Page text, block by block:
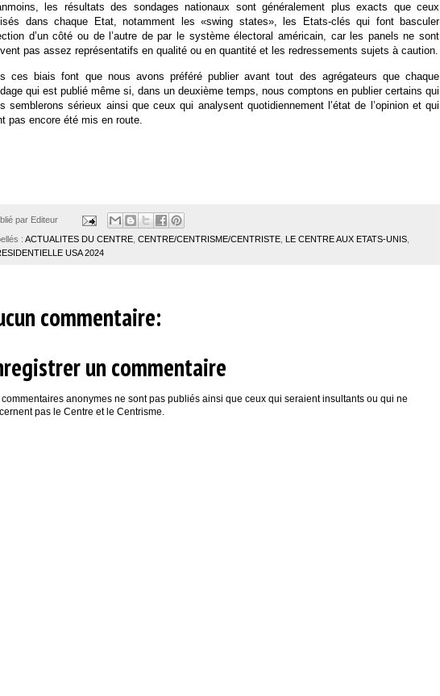
les résultats des sondages nationaux sont généralement plus exacts que ceux
dans chaque Etat, notamment les «swing states», les Etats-clés qui font basculer
d’un côté ou de l’autre de par le système électoral américain, car les panels ne sont
pas assez représentatifs en qualité ou en quantité et les redressements sujets à caution.
ces biais font que nous avons préféré publier avant tout des agrégateurs que chaque
qui est publié même si, dans un deuxième temps, nous comptons en publier certains qui
semblerons sérieux ainsi que ceux qui analysent quotidiennement l’état de l’opinion et qui
pas encore été mis en route.
par Editeur
: ACTUALITES DU CENTRE, CENTRE/CENTRISME/CENTRISTE, LE CENTRE AUX ETATS-UNIS,
USA 2024
commentaire:
un commentaire
commentaires anonymes ne sont pas publiés ainsi que ceux qui seraient insultants ou qui ne
pas le Centre et le Centrisme.